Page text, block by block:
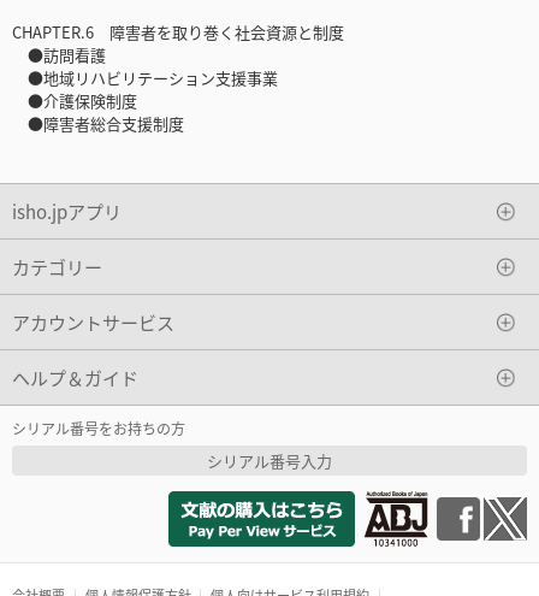
CHAPTER.6 障害者を取り巻く社会資源と制度
●訪問看護
●地域リハビリテーション支援事業
●介護保険制度
●障害者総合支援制度
isho.jpアプリ
カテゴリー
アカウントサービス
ヘルプ＆ガイド
シリアル番号をお持ちの方
シリアル番号入力